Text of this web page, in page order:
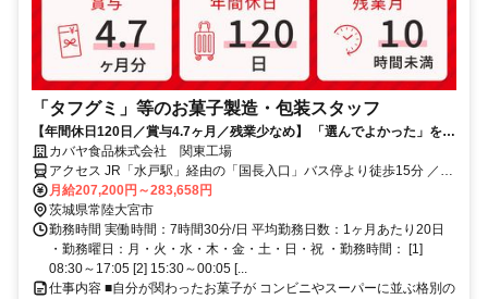
「タフグミ」等のお菓子製造・包装スタッフ
【年間休日120日／賞与4.7ヶ月／残業少なめ】 「選んでよかった」を、
働くすべての人に。「タフグミ」「塩分チャージタブレッツ」「セボン
スター」「さくさくぱんだ」「ほねほねザウルス」等のヒット連発を支
える誇りと、業界屈指の待遇を同時に手に入れませんか？ 平均勤続16.5
年が証明する「心理的安全」と、最新設備のクリーンルームで叶える
「スマートな働き方」。 ただの作業で終わらせない、日本中の笑顔を作
る司令塔へ。 カバヤ食品なら、仕事のやりがいも、家族との大切な時間
も、何ひとつ妥協する必要はありません。
カバヤ食品株式会社 関東工場
アクセス JR「水戸駅」経由の「国長入口」バス停より徒歩15分 ／マ
イカー通勤OK／無料駐車場完備
月給207,200円～283,658円
茨城県常陸大宮市
勤務時間 実働時間：7時間30分/日 平均勤務日数：1ヶ月あたり20日
・勤務曜日：月・火・水・木・金・土・日・祝 ・勤務時間： [1]
08:30～17:05 [2] 15:30～00:05 [...
仕事内容 ■自分が関わったお菓子が コンビニやスーパーに並ぶ格別の